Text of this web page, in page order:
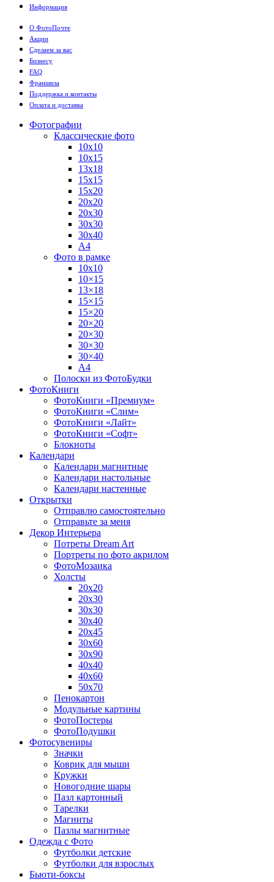
Информация
О ФотоПочте
Акции
Сделаем за вас
Бизнесу
FAQ
Франшиза
Поддержка и контакты
Оплата и доставка
Фотографии
Классические фото
10х10
10х15
13х18
15х15
15х20
20х20
20х30
30х30
30х40
А4
Фото в рамке
10х10
10×15
13×18
15×15
15×20
20×20
20×30
30×30
30×40
A4
Полоски из ФотоБудки
ФотоКниги
ФотоКниги «Премиум»
ФотоКниги «Слим»
ФотоКниги «Лайт»
ФотоКниги «Софт»
Блокноты
Календари
Календари магнитные
Календари настольные
Календари настенные
Открытки
Отправлю самостоятельно
Отправьте за меня
Декор Интерьера
Потреты Dream Art
Портреты по фото акрилом
ФотоМозаика
Холсты
20х20
20х30
30х30
30х40
20х45
30х60
30х90
40х40
40х60
50х70
Пенокартон
Модульные картины
ФотоПостеры
ФотоПодушки
Фотоcувениры
Значки
Коврик для мыши
Кружки
Новогодние шары
Пазл картонный
Тарелки
Магниты
Пазлы магнитные
Одежда с Фото
Футболки детские
Футболки для взрослых
Бьюти-боксы